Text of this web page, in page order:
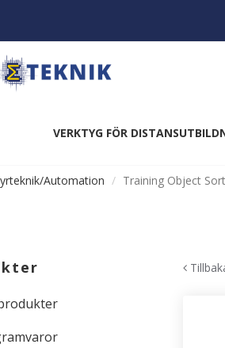
VERKTYG FÖR
Automation Training Object